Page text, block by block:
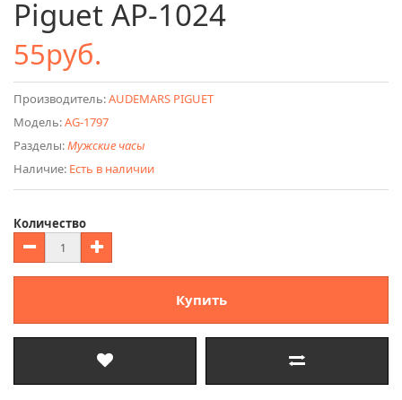
Piguet AP-1024
55руб.
Производитель:AUDEMARS PIGUET
Модель:AG-1797
Разделы:Мужские часы
Наличие: Есть в наличии
Количество
Купить